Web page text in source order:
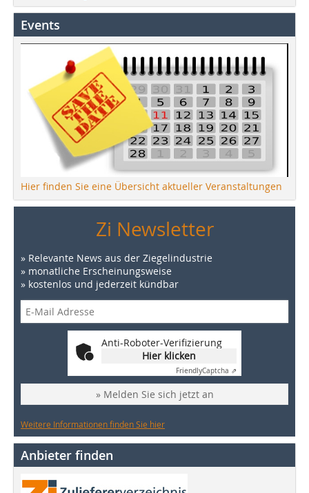
Events
Hier finden Sie eine Übersicht aktueller Veranstaltungen
Zi Newsletter
» Relevante News aus der Ziegelindustrie
» monatliche Erscheinungsweise
» kostenlos und jederzeit kündbar
Anti-Roboter-Verifizierung
Hier klicken
FriendlyCaptcha ⇗
» Melden Sie sich jetzt an
Weitere Informationen finden Sie hier
Anbieter finden